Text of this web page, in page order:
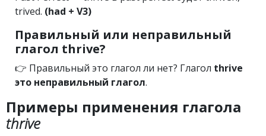
trived. (had + V3)
Правильный или неправильный
глагол thrive?
👉 Правильный это глагол ли нет? Глагол thrive
это неправильный глагол.
Примеры применения глагола
thrive